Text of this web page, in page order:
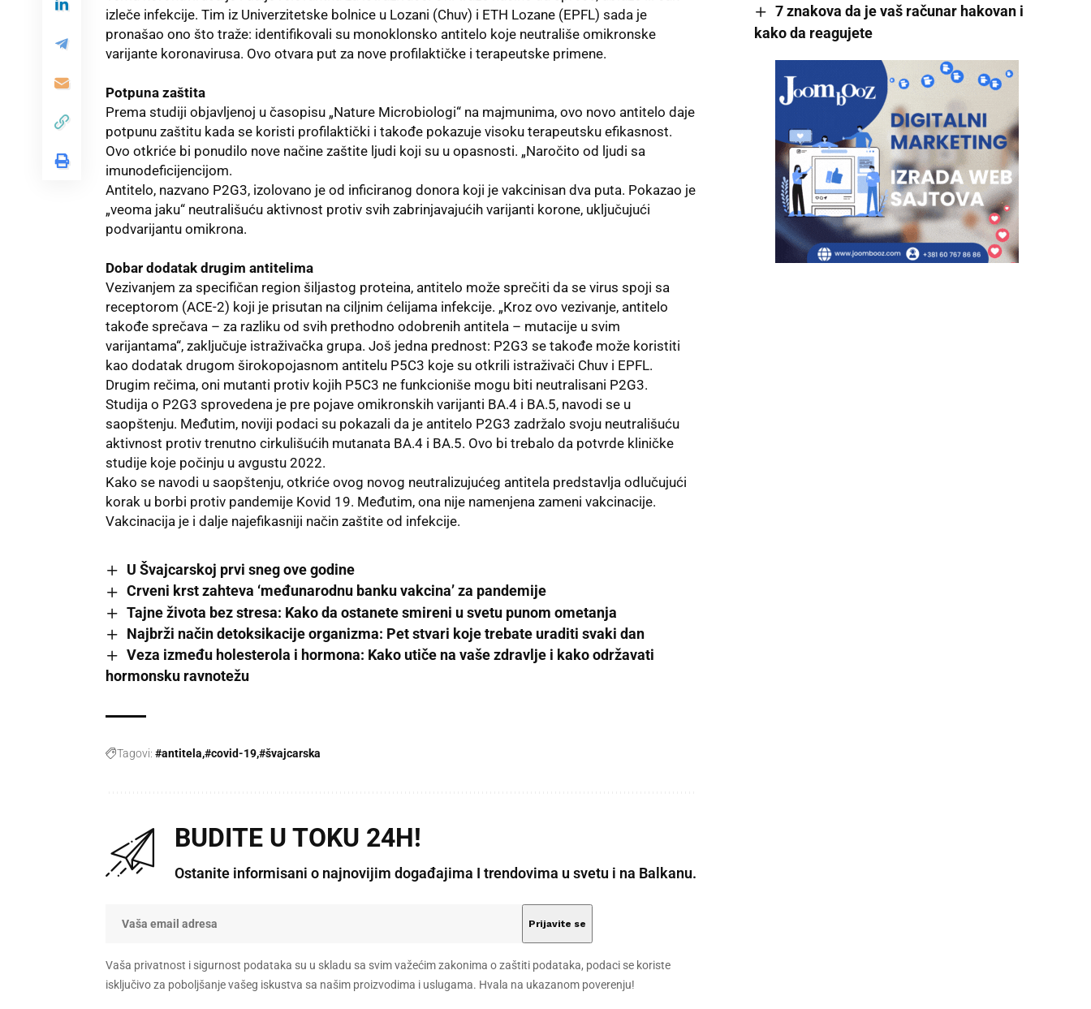
izleče infekcije. Tim iz Univerzitetske bolnice u Lozani (Chuv) i ETH Lozane (EPFL) sada je
pronašao ono što traže: identifikovali su monoklonsko antitelo koje neutrališe omikronske
varijante koronavirusa. Ovo otvara put za nove profilaktičke i terapeutske primene.
Potpuna zaštita
Prema studiji objavljenoj u časopisu „Nature Microbiologi“ na majmunima, ovo novo antitelo daje
potpunu zaštitu kada se koristi profilaktički i takođe pokazuje visoku terapeutsku efikasnost.
Ovo otkriće bi ponudilo nove načine zaštite ljudi koji su u opasnosti. „Naročito od ljudi sa
imunodeficijencijom.
Antitelo, nazvano P2G3, izolovano je od inficiranog donora koji je vakcinisan dva puta. Pokazao je
„veoma jaku“ neutrališuću aktivnost protiv svih zabrinjavajućih varijanti korone, uključujući
podvarijantu omikrona.
Dobar dodatak drugim antitelima
Vezivanjem za specifičan region šiljastog proteina, antitelo može sprečiti da se virus spoji sa
receptorom (ACE-2) koji je prisutan na ciljnim ćelijama infekcije. „Kroz ovo vezivanje, antitelo
takođe sprečava – za razliku od svih prethodno odobrenih antitela – mutacije u svim
varijantama“, zaključuje istraživačka grupa. Još jedna prednost: P2G3 se takođe može koristiti
kao dodatak drugom širokopojasnom antitelu P5C3 koje su otkrili istraživači Chuv i EPFL.
Drugim rečima, oni mutanti protiv kojih P5C3 ne funkcioniše mogu biti neutralisani P2G3.
Studija o P2G3 sprovedena je pre pojave omikronskih varijanti BA.4 i BA.5, navodi se u
saopštenju. Međutim, noviji podaci su pokazali da je antitelo P2G3 zadržalo svoju neutrališuću
aktivnost protiv trenutno cirkulišućih mutanata BA.4 i BA.5. Ovo bi trebalo da potvrde kliničke
studije koje počinju u avgustu 2022.
Kako se navodi u saopštenju, otkriće ovog novog neutralizujućeg antitela predstavlja odlučujući
korak u borbi protiv pandemije Kovid 19. Međutim, ona nije namenjena zameni vakcinacije.
Vakcinacija je i dalje najefikasniji način zaštite od infekcije.
U Švajcarskoj prvi sneg ove godine
Crveni krst zahteva ‘međunarodnu banku vakcina’ za pandemije
Tajne života bez stresa: Kako da ostanete smireni u svetu punom ometanja
Najbrži način detoksikacije organizma: Pet stvari koje trebate uraditi svaki dan
Veza između holesterola i hormona: Kako utiče na vaše zdravlje i kako održavati
hormonsku ravnotežu
Tagovi: #antitela #covid-19#švajcarska
BUDITE U TOKU 24H!
Ostanite informisani o najnovijim događajima I trendovima u svetu i na Balkanu.
Vaša privatnost i sigurnost podataka su u skladu sa svim važećim zakonima o zaštiti podataka, podaci se koriste
isključivo za poboljšanje vašeg iskustva sa našim proizvodima i uslugama. Hvala na ukazanom poverenju!
7 znakova da je vaš računar hakovan i
kako da reagujete